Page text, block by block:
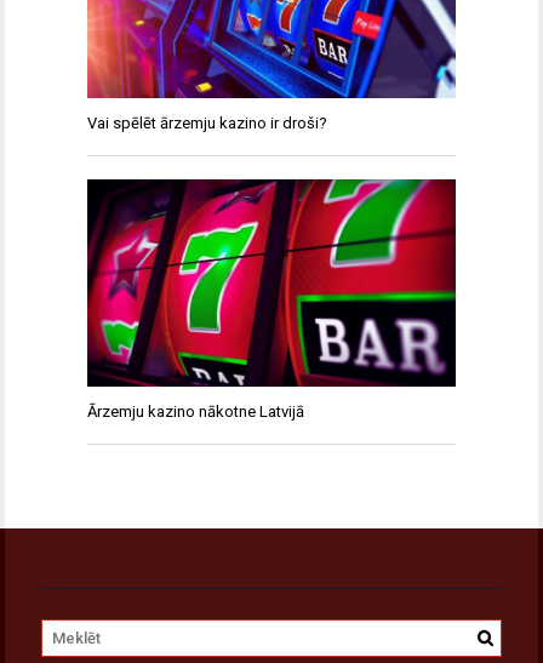
Vai spēlēt ārzemju kazino ir droši?
Ārzemju kazino nākotne Latvijā